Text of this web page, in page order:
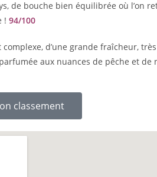
de bouche bien équilibrée où l’on
! 94/100
complexe, d’une grande fraîcheur,
aux nuances de pêche et de
classement